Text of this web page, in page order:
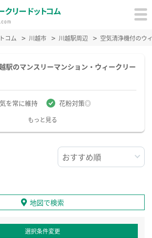
コム 川越市 川越駅周辺 空気清浄機付のウ
駅のマンスリーマンション・ウィークリー
を常に維持 花粉対策◎
もっと見る
地図で検索
選択条件変更